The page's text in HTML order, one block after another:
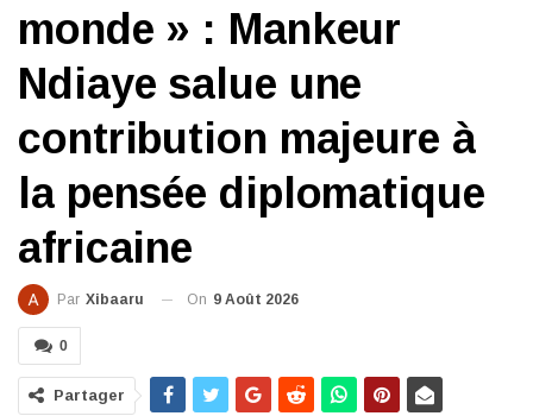
monde » : Mankeur
Ndiaye salue une
contribution majeure à
la pensée diplomatique
africaine
Par Xibaaru On 9 Août 2026
0
Partager